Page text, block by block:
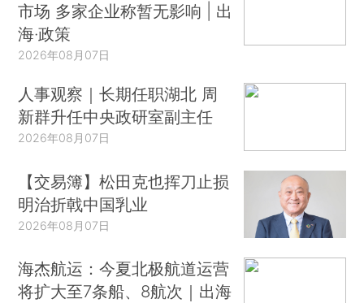
市场 多家企业称暂无影响 | 出
海·政策
2026年08月07日
人事观察｜长期任职湖北 周
新群升任中央政研室副主任
2026年08月07日
【交易簿】松田克也挥刀止损
明治折戟中国乳业
2026年08月07日
海杰航运：今夏北极航道运营
将扩大至7条船、8航次｜出海